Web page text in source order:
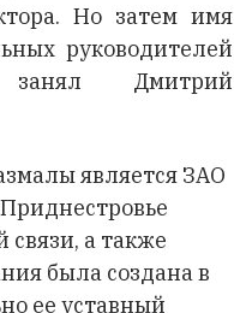
Но затем имя
руководителей
Дмитрий
является ЗАО
а также
была создана в
ее уставный